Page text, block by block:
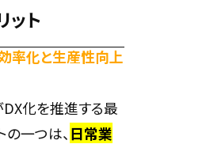
ット
率化と生産性向上
化を推進する最
の一つは、 日常業